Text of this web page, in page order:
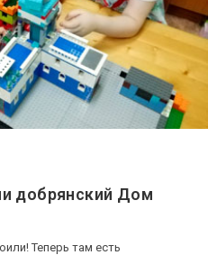
добрянский Дом
Теперь там есть